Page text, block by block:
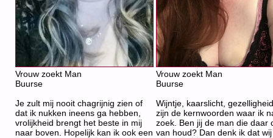
Vrouw zoekt Man
Buurse
Je zult mij nooit chagrijnig zien of
dat ik nukken ineens ga hebben,
vrolijkheid brengt het beste in mij
naar boven. Hopelijk kan ik ook een
Vrouw zoekt Man
Buurse
Wijntje, kaarslicht,
zijn de kernwoorden waar ik
zoek. Ben jij de man die daar
van houd? Dan denk ik dat wij